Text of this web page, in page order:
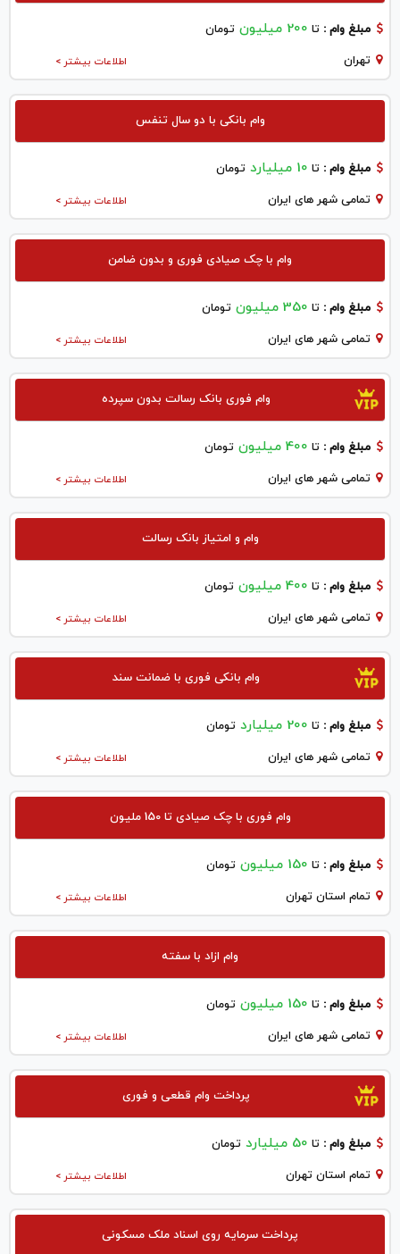
مبلغ وام : تا 200 میلیون تومان
اطلاعات بیشتر > تهران
وام بانکی با دو سال تنفس
مبلغ وام : تا 10 میلیارد تومان
اطلاعات بیشتر > تمامی شهر های ایران
وام با چک صیادی فوری و بدون ضامن
مبلغ وام : تا 350 میلیون تومان
اطلاعات بیشتر > تمامی شهر های ایران
وام فوری بانک رسالت بدون سپرده
مبلغ وام : تا 400 میلیون تومان
اطلاعات بیشتر > تمامی شهر های ایران
وام و امتیاز بانک رسالت
مبلغ وام : تا 400 میلیون تومان
اطلاعات بیشتر > تمامی شهر های ایران
وام بانکی فوری با ضمانت سند
مبلغ وام : تا 200 میلیارد تومان
اطلاعات بیشتر > تمامی شهر های ایران
وام فوری با چک صیادی تا 150 ملیون
مبلغ وام : تا 150 میلیون تومان
اطلاعات بیشتر > تمام استان تهران
وام ازاد با سفته
مبلغ وام : تا 150 میلیون تومان
اطلاعات بیشتر > تمامی شهر های ایران
پرداخت وام قطعی و فوری
مبلغ وام : تا 50 میلیارد تومان
اطلاعات بیشتر > تمام استان تهران
پرداخت سرمایه روی اسناد ملک مسکونی